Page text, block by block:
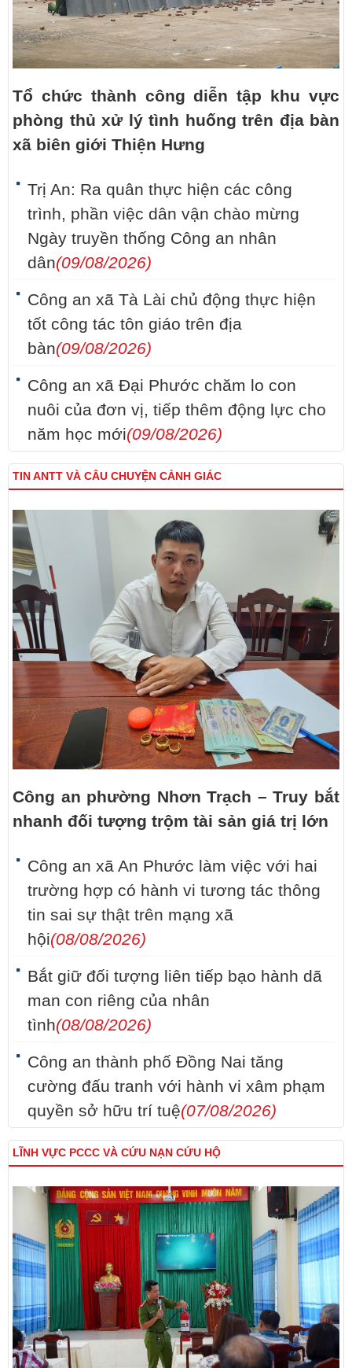
Tổ chức thành công diễn tập khu vực
phòng thủ xử lý tình huống trên địa bàn
xã biên giới Thiện Hưng
Trị An: Ra quân thực hiện các công
trình, phần việc dân vận chào mừng
Ngày truyền thống Công an nhân
dân(09/08/2026)
Công an xã Tà Lài chủ động thực hiện
tốt công tác tôn giáo trên địa
bàn(09/08/2026)
Công an xã Đại Phước chăm lo con
nuôi của đơn vị, tiếp thêm động lực cho
năm học mới(09/08/2026)
TIN ANTT VÀ CÂU CHUYỆN CẢNH GIÁC
Công an phường Nhơn Trạch – Truy bắt
nhanh đối tượng trộm tài sản giá trị lớn
Công an xã An Phước làm việc với hai
trường hợp có hành vi tương tác thông
tin sai sự thật trên mạng xã
hội(08/08/2026)
Bắt giữ đối tượng liên tiếp bạo hành dã
man con riêng của nhân
tình(08/08/2026)
Công an thành phố Đồng Nai tăng
cường đấu tranh với hành vi xâm phạm
quyền sở hữu trí tuệ(07/08/2026)
LĨNH VỰC PCCC VÀ CỨU NẠN CỨU HỘ